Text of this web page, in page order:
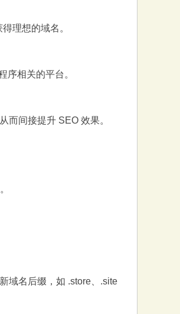
理想的域名。
序相关的平台。
而间接提升 SEO 效果。
域名后缀，如 .store、.site